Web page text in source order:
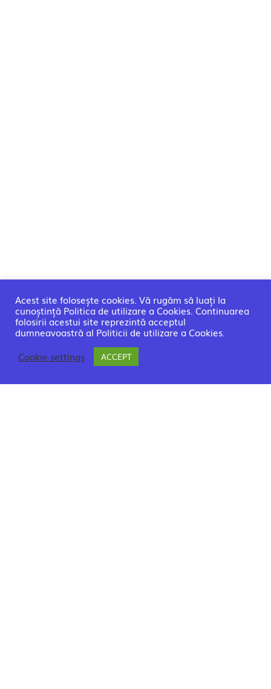
Acest site folosește cookies. Vă rugăm să luați la
cunoștință Politica de utilizare a Cookies. Continuarea
folosirii acestui site reprezintă acceptul
dumneavoastră al Politicii de utilizare a Cookies.
Cookie settings
ACCEPT